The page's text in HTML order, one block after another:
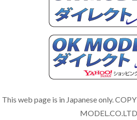
This web page is in Japanese only.